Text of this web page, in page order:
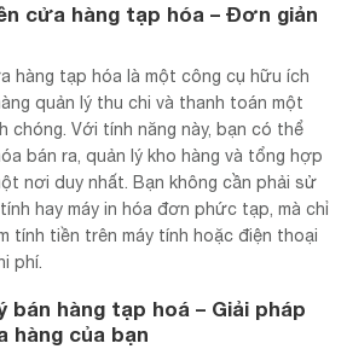
cửa hàng tạp hóa – Đơn giản
hàng tạp hóa là một công cụ hữu ích
quản lý thu chi và thanh toán một
chóng. Với tính năng này, bạn có thể
bán ra, quản lý kho hàng và tổng hợp
nơi duy nhất. Bạn không cần phải sử
hay máy in hóa đơn phức tạp, mà chỉ
tính tiền trên máy tính hoặc điện thoại
phí.
bán hàng tạp hoá – Giải pháp
hàng của bạn